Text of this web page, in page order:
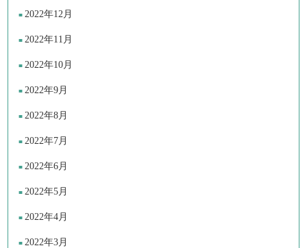
2022年12月
2022年11月
2022年10月
2022年9月
2022年8月
2022年7月
2022年6月
2022年5月
2022年4月
2022年3月